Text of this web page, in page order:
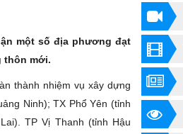
một số địa phương đạt
thôn mới.
thành nhiệm vụ xây dựng
Ninh); TX Phổ Yên (tỉnh
TP Vị Thanh (tỉnh Hậu